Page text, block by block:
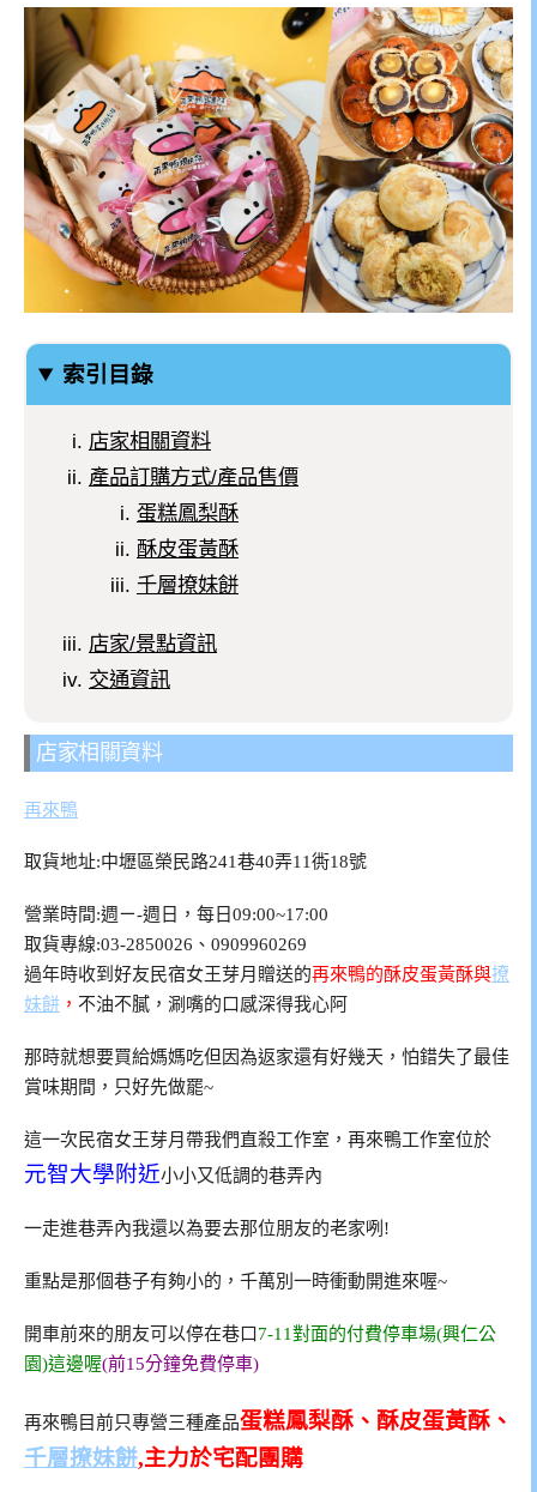
索引目錄
店家相關資料
產品訂購方式/產品售價
蛋糕鳳梨酥
酥皮蛋黃酥
千層撩妹餅
店家/景點資訊
交通資訊
店家相關資料
再來鴨
取貨地址:中壢區榮民路241巷40弄11衖18號
營業時間:週ㄧ-週日，每日09:00~17:00
️取貨專線:03-2850026、0909960269
過年時收到好友民宿女王芽月贈送的再來鴨的酥皮蛋黃酥與撩
妹餅 ， 不油不膩，涮嘴的口感深得我心阿
那時就想要買給媽媽吃但因為返家還有好幾天，怕錯失了最佳
賞味期間，只好先做罷~
這一次民宿女王芽月帶我們直殺工作室，再來鴨工作室位於
元智大學附近小小又低調的巷弄內
一走進巷弄內我還以為要去那位朋友的老家咧!
重點是那個巷子有夠小的，千萬別一時衝動開進來喔~
開車前來的朋友可以停在巷口 7-11對面的付費停車場(興仁公
園)這邊喔(前15分鐘免費停車)
再來鴨目前只專營三種產品蛋糕鳳梨酥、酥皮蛋黃酥、
千層撩妹餅,主力於宅配團購